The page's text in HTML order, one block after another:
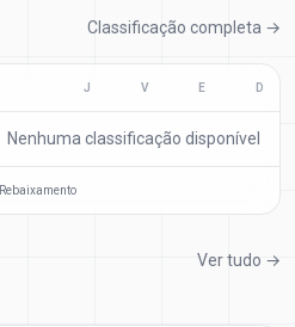
Classificação completa →
J V E D
Nenhuma classificação disponível
Rebaixamento
Ver tudo →